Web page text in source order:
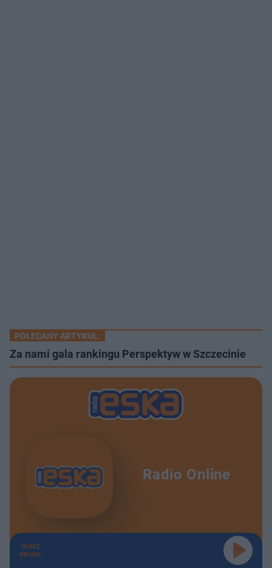
POLECANY ARTYKUŁ:
Za nami gala rankingu Perspektyw w Szczecinie
Radio Online
TERAZ
GRAMY